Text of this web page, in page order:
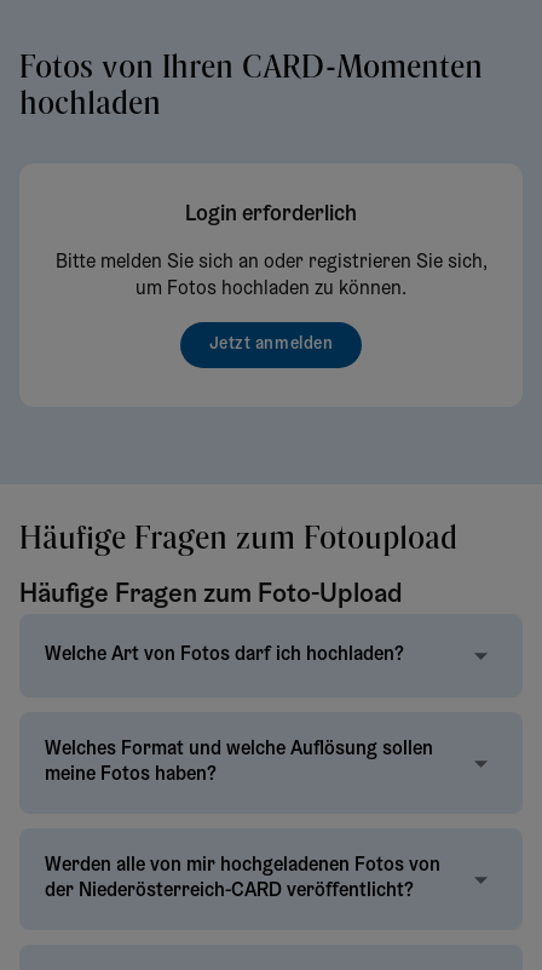
Fotos von Ihren CARD-Momenten
hochladen
Login erforderlich
Bitte melden Sie sich an oder registrieren Sie sich,
um Fotos hochladen zu können.
Jetzt anmelden
Häufige Fragen zum Fotoupload
Häufige Fragen zum Foto-Upload
Welche Art von Fotos darf ich hochladen?
Welches Format und welche Auflösung sollen
meine Fotos haben?
Werden alle von mir hochgeladenen Fotos von
der Niederösterreich-CARD veröffentlicht?